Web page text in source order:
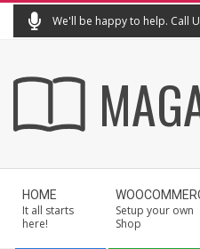
We'll be happy to help. Call
Navigation
Menu
HOME
It all starts
here!
Setup your own
Shop